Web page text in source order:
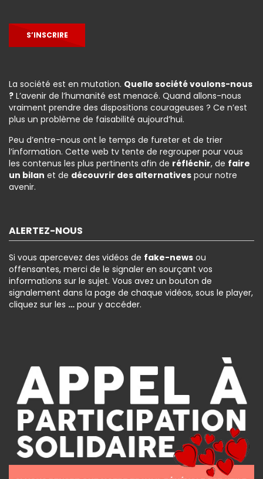
S’INSCRIRE
La société est en mutation. Quelle société voulons-nous
? L’avenir de l’humanité est menacé. Quand allons-nous
vraiment prendre des dispositions courageuses ? Ce n’est
plus un problème de faisabilité aujourd’hui.
Peu d’entre-nous ont le temps de fureter et de trier
l’information. Cette web tv tente de regrouper pour vous
les contenus les plus pertinents afin de réfléchir, de faire
un bilan et de découvrir des alternatives pour notre
avenir.
ALERTEZ-NOUS
Si vous apercevez des vidéos de fake-news ou
offensantes, merci de le signaler en sourçant vos
informations sur le sujet. Vous avez un bouton de
signalement dans la page de chaque vidéos, sous le player,
cliquez sur les … pour y accéder.